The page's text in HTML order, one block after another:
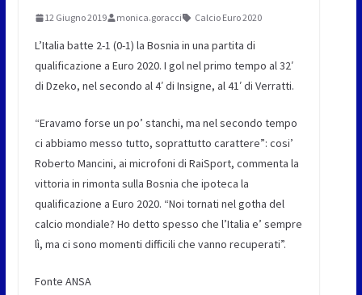
12 Giugno 2019 monica.goracci Calcio Euro 2020
L’Italia batte 2-1 (0-1) la Bosnia in una partita di
qualificazione a Euro 2020. I gol nel primo tempo al 32′
di Dzeko, nel secondo al 4′ di Insigne, al 41′ di Verratti.
“Eravamo forse un po’ stanchi, ma nel secondo tempo
ci abbiamo messo tutto, soprattutto carattere”: cosi’
Roberto Mancini, ai microfoni di RaiSport, commenta la
vittoria in rimonta sulla Bosnia che ipoteca la
qualificazione a Euro 2020. “Noi tornati nel gotha del
calcio mondiale? Ho detto spesso che l’Italia e’ sempre
lì, ma ci sono momenti difficili che vanno recuperati”.
Fonte ANSA